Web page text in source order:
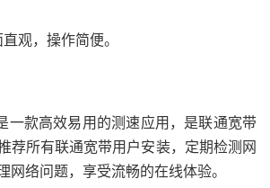
观，操作简便。
一款高效易用的测速应用，是联通宽带
荐所有联通宽带用户安装，定期检测网
网络问题，享受流畅的在线体验。